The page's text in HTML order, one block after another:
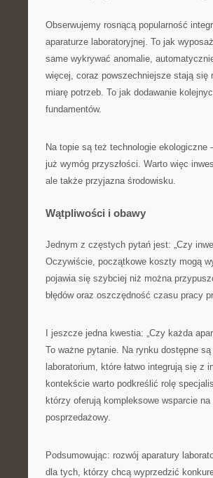
Obserwujemy rosnącą popularność
aparaturze laboratoryjnej. To jak
same wykrywać anomalie,
więcej, coraz powszechniejsze stają się
miarę potrzeb. To jak dodawanie
fundamentów.
Na topie są też technologie
już wymóg przyszłości. Warto więc
ale także przyjazna środowisku.
Wątpliwości i obawy
Jednym z częstych pytań jest: „Czy
Oczywiście, początkowe koszty mogą
pojawia się szybciej niż można
błędów oraz oszczędność czasu pracy
I jeszcze jedna kwestia: „Czy każda
To ważne pytanie. Na rynku dostępne
laboratorium, które łatwo integrują się z
kontekście warto podkreślić rolę
którzy oferują kompleksowe wsparcie
posprzedażowy.
Podsumowując: rozwój aparatury
dla tych, którzy chcą wyprzedzić